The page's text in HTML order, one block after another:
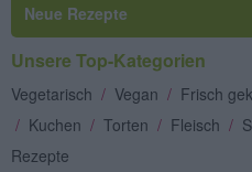
Neue Rezepte
Unsere Top-Kategorien
Vegetarisch / Vegan / Frisch
/ Kuchen / Torten / Fleisch /
Rezepte